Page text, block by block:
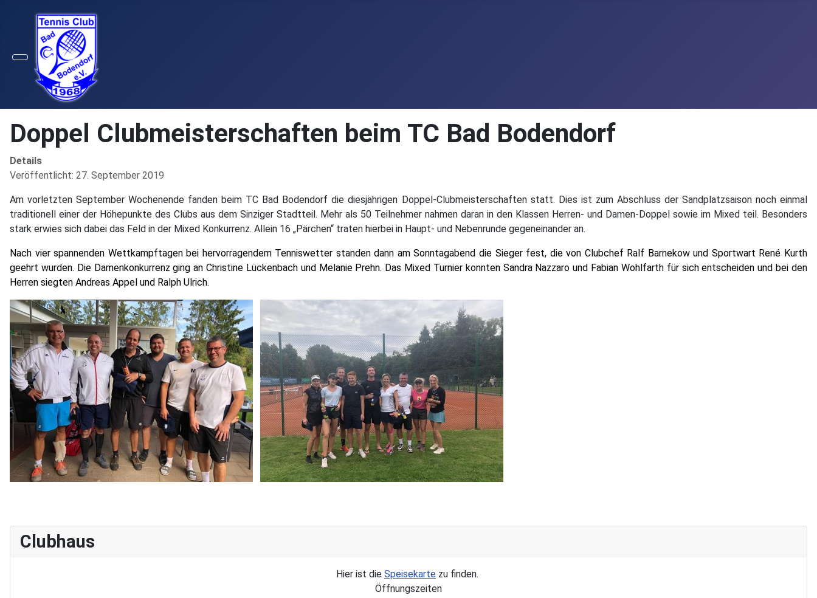
Doppel Clubmeisterschaften beim TC Bad Bodendorf
Details
Veröffentlicht: 27. September 2019
Am vorletzten September Wochenende fanden beim TC Bad Bodendorf die diesjährigen Doppel-Clubmeisterschaften statt. Dies ist zum Abschluss der Sandplatzsaison noch einmal
traditionell einer der Höhepunkte des Clubs aus dem Sinziger Stadtteil. Mehr als 50 Teilnehmer nahmen daran in den Klassen Herren- und Damen-Doppel sowie im Mixed teil. Besonders
stark erwies sich dabei das Feld in der Mixed Konkurrenz. Allein 16 „Pärchen“ traten hierbei in Haupt- und Nebenrunde gegeneinander an.
Nach vier spannenden Wettkampftagen bei hervorragendem Tenniswetter standen dann am Sonntagabend die Sieger fest, die von Clubchef Ralf Barnekow und Sportwart René Kurth
geehrt wurden. Die Damenkonkurrenz ging an Christine Lückenbach und Melanie Prehn. Das Mixed Turnier konnten Sandra Nazzaro und Fabian Wohlfarth für sich entscheiden und bei den
Herren siegten Andreas Appel und Ralph Ulrich.
Clubhaus
Hier ist die Speisekarte zu finden.
Öffnungszeiten